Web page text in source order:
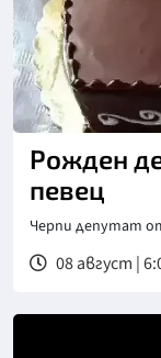
Рожден
певец
Черпи депутат
08 август |